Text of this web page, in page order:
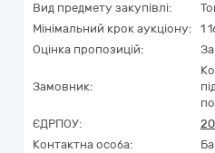
Вид предмету закупівлі:
Мінімальний крок аукціону:
1
Оцінка пропозицій:
Замовник:
ЄДРПОУ:
Контактна особа: